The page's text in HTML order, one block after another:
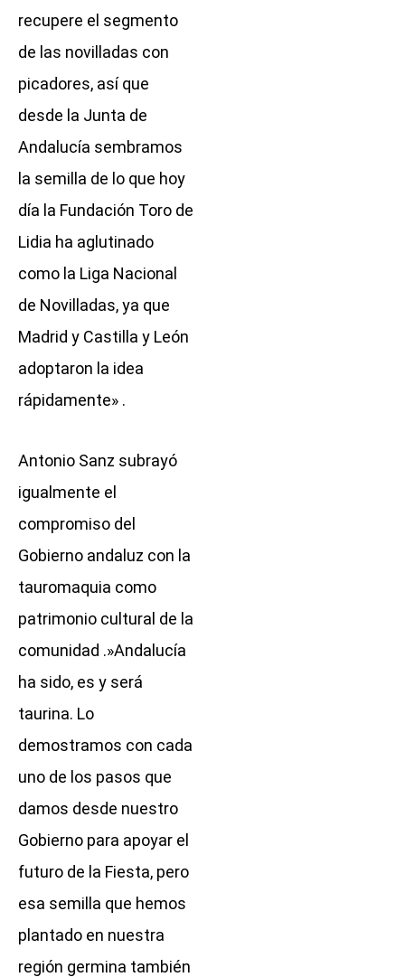
recupere el segmento
de las novilladas con
picadores, así que
desde la Junta de
Andalucía sembramos
la semilla de lo que hoy
día la Fundación Toro de
Lidia ha aglutinado
como la Liga Nacional
de Novilladas, ya que
Madrid y Castilla y León
adoptaron la idea
rápidamente» .
Antonio Sanz subrayó
igualmente el
compromiso del
Gobierno andaluz con la
tauromaquia como
patrimonio cultural de la
comunidad .»Andalucía
ha sido, es y será
taurina. Lo
demostramos con cada
uno de los pasos que
damos desde nuestro
Gobierno para apoyar el
futuro de la Fiesta, pero
esa semilla que hemos
plantado en nuestra
región germina también